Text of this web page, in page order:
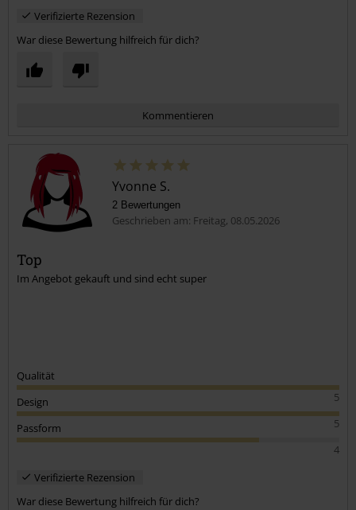
Verifizierte Rezension
War diese Bewertung hilfreich für dich?
Kommentieren
Kommentar jetzt abschicken!
Yvonne S.
2 Bewertungen
Geschrieben am: Freitag, 08.05.2026
Top
Im Angebot gekauft und sind echt super
Qualität
5
Design
5
Passform
4
Verifizierte Rezension
War diese Bewertung hilfreich für dich?